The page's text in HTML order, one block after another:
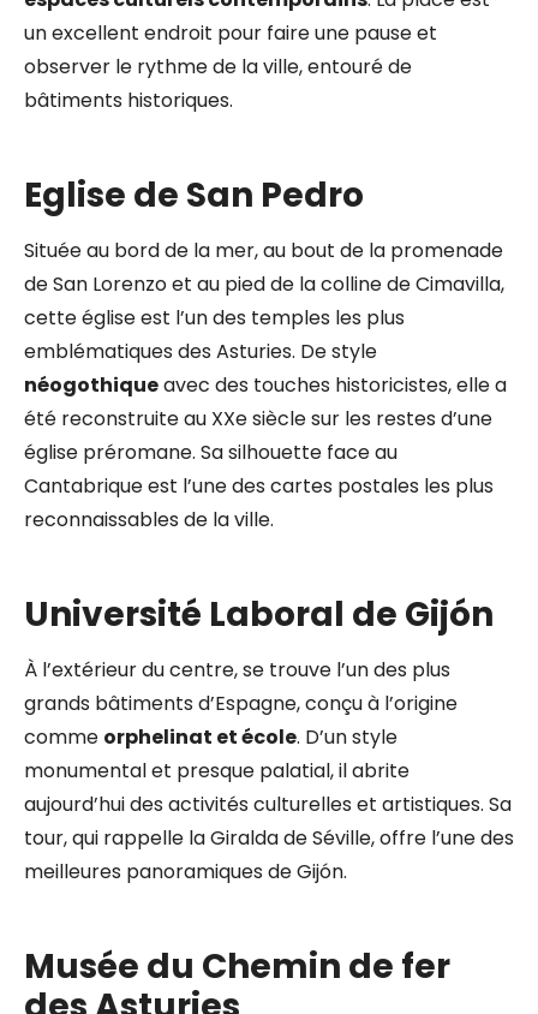
un excellent endroit pour faire une pause et
observer le rythme de la ville, entouré de
bâtiments historiques.
Eglise de San Pedro
Située au bord de la mer, au bout de la promenade
de San Lorenzo et au pied de la colline de Cimavilla,
cette église est l’un des temples les plus
emblématiques des Asturies. De style
néogothiqueavec des touches historicistes, elle a
été reconstruite au XXe siècle sur les restes d’une
église préromane. Sa silhouette face au
Cantabrique est l’une des cartes postales les plus
reconnaissables de la ville.
Université Laboral de Gijón
À l’extérieur du centre, se trouve l’un des plus
grands bâtiments d’Espagne, conçu à l’origine
comme orphelinat et école. D’un style
monumental et presque palatial, il abrite
aujourd’hui des activités culturelles et artistiques. Sa
tour, qui rappelle la Giralda de Séville, offre l’une des
meilleures panoramiques de Gijón.
Musée du Chemin de fer